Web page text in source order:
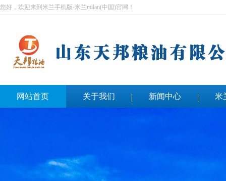
您好，欢迎来到米兰手机版-米兰milan(中国)官网！
网站首页 关于我们 新闻中心 米